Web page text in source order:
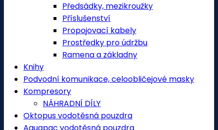
Předsádky, mezikroužky
Příslušenství
Propojovací kabely
Prostředky pro údržbu
Ramena a základny
Knihy
Podvodní komunikace, celoobličejové masky
Kompresory
NÁHRADNÍ DÍLY
Oktopus vodotěsná pouzdra